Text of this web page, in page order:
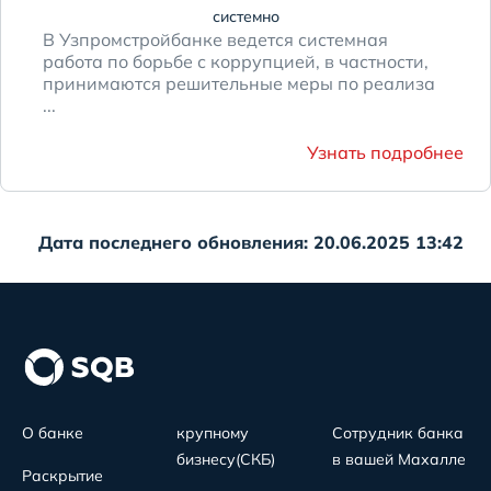
системно
В Узпромстройбанке ведется системная
работа по борьбе с коррупцией, в частности,
принимаются решительные меры по реализа
...
Узнать подробнее
Дата последнего обновления: 20.06.2025 13:42
О банке
Раскрытие
крупному
бизнесу(СКБ)
Сотрудник банка
в вашей Махалле